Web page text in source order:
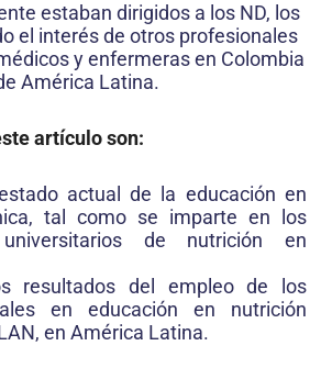
estaban dirigidos a los ND, los
el interés de otros profesionales
y enfermeras en Colombia
América Latina.
artículo son:
actual de la educación en
tal como se imparte en los
universitarios de nutrición en
resultados del empleo de los
en educación en nutrición
en América Latina.